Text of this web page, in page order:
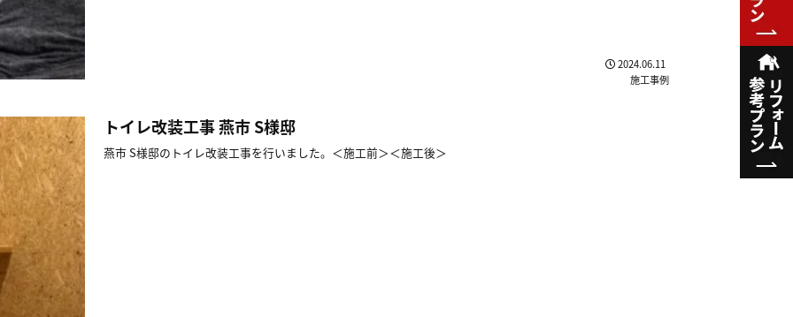
2024.06.11
施工事例
トイレ改装工事 燕市 S様邸
燕市 S様邸のトイレ改装工事を行いました。＜施工前＞＜施工後＞